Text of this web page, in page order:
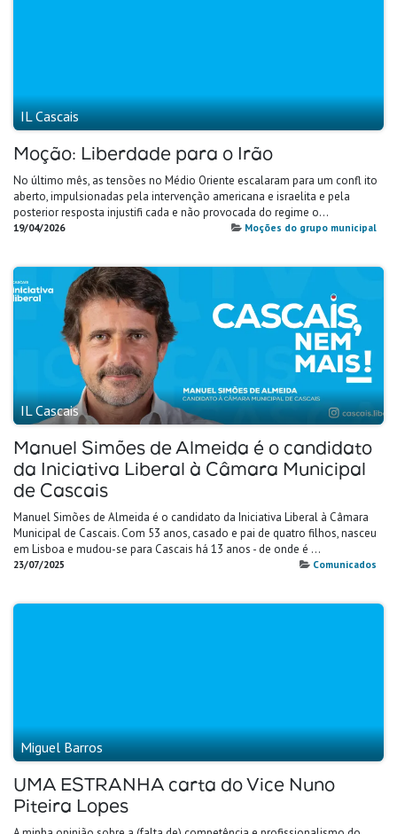
IL Cascais
Moção: Liberdade para o Irão
No último mês, as tensões no Médio Oriente escalaram para um confl ito
aberto, impulsionadas pela intervenção americana e israelita e pela
posterior resposta injustifi cada e não provocada do regime o...
19/04/2026 Moções do grupo municipal
IL Cascais
Manuel Simões de Almeida é o candidato
da Iniciativa Liberal à Câmara Municipal
de Cascais
Manuel Simões de Almeida é o candidato da Iniciativa Liberal à Câmara
Municipal de Cascais. Com 53 anos, casado e pai de quatro filhos, nasceu
em Lisboa e mudou-se para Cascais há 13 anos - de onde é ...
23/07/2025 Comunicados
Miguel Barros
UMA ESTRANHA carta do Vice Nuno
Piteira Lopes